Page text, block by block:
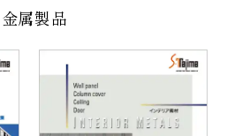
金属製品